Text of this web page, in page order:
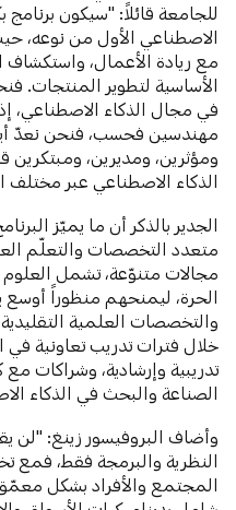
للجامعة قائلاً: "سيكون برنامج
الاصطناعي الأول من نوعه،
مع ريادة الأعمال، واستكشاف
الأساسية لتطوير المنتجات.
في مجال الذكاء الاصطناعي، إذ
مهندسين فحسب، فنحن نعدّ
ومؤثرين، ومديرين، ومبتكرين
الذكاء الاصطناعي عبر
الجدير بالذكر أن ما يميّز
متعدد التخصصات والتعلّم
مجالات متنوّعة، تشمل العلوم
الحرة، ليمنحهم منظوراً أوسع
والتخصصات العلمية
خلال فترات تدريب تعاونية في
تدريبية وإرشادية، وشراكات
الصناعة والبحث في الذكاء
وأضاف البروفيسور زينغ: "لن
النظرية والبرمجة فقط، فمع
المجتمع والأفراد بشكل